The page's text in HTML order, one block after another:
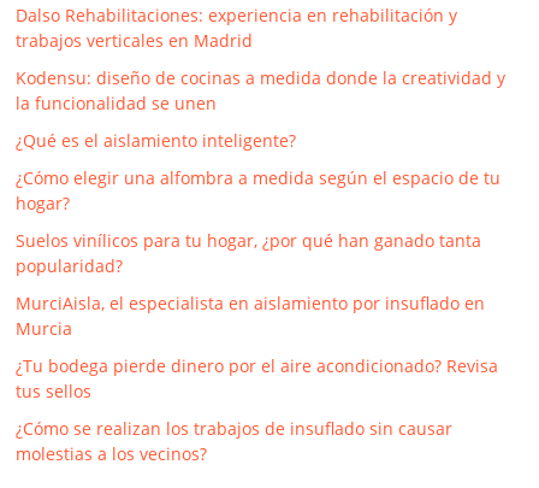
Dalso Rehabilitaciones: experiencia en rehabilitación y
trabajos verticales en Madrid
Kodensu: diseño de cocinas a medida donde la creatividad y
la funcionalidad se unen
¿Qué es el aislamiento inteligente?
¿Cómo elegir una alfombra a medida según el espacio de tu
hogar?
Suelos vinílicos para tu hogar, ¿por qué han ganado tanta
popularidad?
MurciAisla, el especialista en aislamiento por insuflado en
Murcia
¿Tu bodega pierde dinero por el aire acondicionado? Revisa
tus sellos
¿Cómo se realizan los trabajos de insuflado sin causar
molestias a los vecinos?